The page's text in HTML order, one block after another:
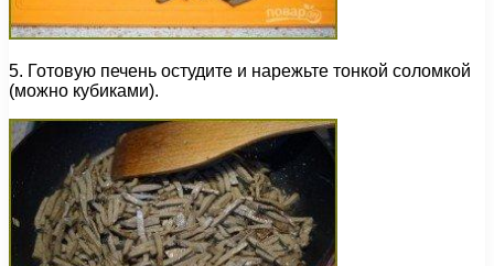
5. Готовую печень остудите и нарежьте тонкой соломкой
(можно кубиками).